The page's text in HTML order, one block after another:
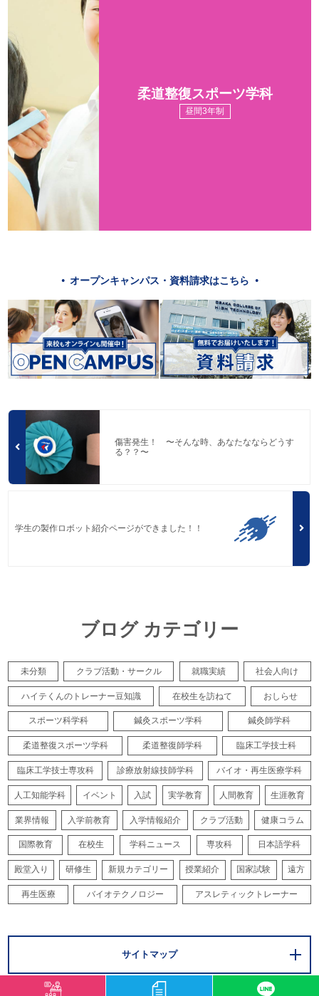
柔道整復スポーツ学科
昼間3年制
オープンキャンパス・資料請求はこちら
傷害発生！ 〜そんな時、あなたなならどうす
る？？〜
学生の製作ロボット紹介ページができました！！
ブログ カテゴリー
未分類 クラブ活動・サークル 就職実績 社会人向け
ハイテくんのトレーナー豆知識 在校生を訪ねて おしらせ
スポーツ科学科 鍼灸スポーツ学科 鍼灸師学科
柔道整復スポーツ学科 柔道整復師学科 臨床工学技士科
臨床工学技士専攻科 診療放射線技師学科 バイオ・再生医療学科
人工知能学科 イベント 入試 実学教育 人間教育 生涯教育
業界情報 入学前教育 入学情報紹介 クラブ活動 健康コラム
国際教育 在校生 学科ニュース 専攻科 日本語学科
殿堂入り 研修生 新規カテゴリー 授業紹介 国家試験 遠方
再生医療 バイオテクノロジー アスレティックトレーナー
サイトマップ